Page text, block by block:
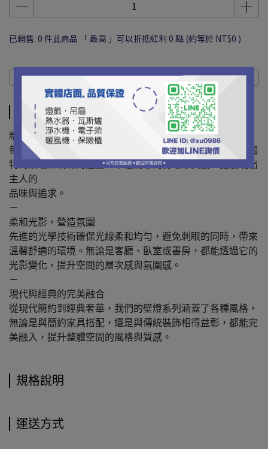
已銷售: 0 件此商品 「 最高 」可以折抵紅利 0 點 (約等於 NT$0 )
商品介紹 規格說明 運送方式
商品介紹
精工細作，卓越非凡
每一盞壁燈都經過匠心設計，選用高端材料，精雕細琢。獨
特的紋理和精緻的造型，不僅為您的房增添美感，更體現出
主人的
品味與追求。
－
柔和光影，營造氛圍
先進的光學技術確保光線柔和均勻，避免刺眼的同時，​​帶來
溫馨舒適的環境。無論是客廳、臥室或書房，都能透過它的
光影變化，提升空間的層次感與氛圍感。
－
現代與經典的完美融合
從現代簡約到經典奢華，我們的壁燈系列涵蓋了各種風格，
無論是與簡約家具搭配，還是與傳統裝飾相得益彰，都能完
美融入，提升整體空間的風格與質感。
規格說明
運送方式